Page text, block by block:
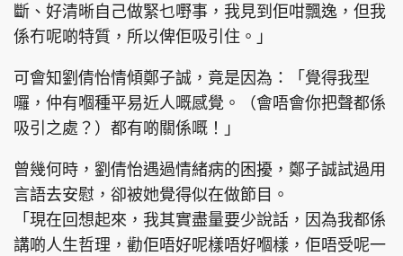
斷、好清晰自己做緊乜嘢事，我見到佢咁飄逸，但我
係冇呢啲特質，所以俾佢吸引住。」
可會知劉倩怡情傾鄭子誠，竟是因為：「覺得我型
囉，仲有嗰種平易近人嘅感覺。（會唔會你把聲都係
吸引之處？）都有啲關係嘅！」
曾幾何時，劉倩怡遇過情緒病的困擾，鄭子誠試過用
言語去安慰，卻被她覺得似在做節目。
「現在回想起來，我其實盡量要少說話，因為我都係
講啲人生哲理，勸佢唔好呢樣唔好嗰樣，佢唔受呢一